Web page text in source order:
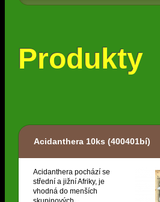
Produkty
Acidanthera 10ks (400401bí)
Acidanthera pochází se
střední a jižní Afriky, je
vhodná do menších